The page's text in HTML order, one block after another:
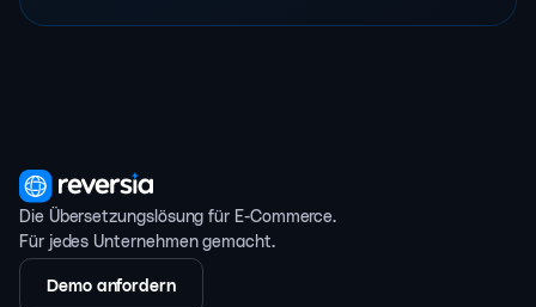
Die Übersetzungslösung für E-Commerce.
Für jedes Unternehmen gemacht.
Demo anfordern